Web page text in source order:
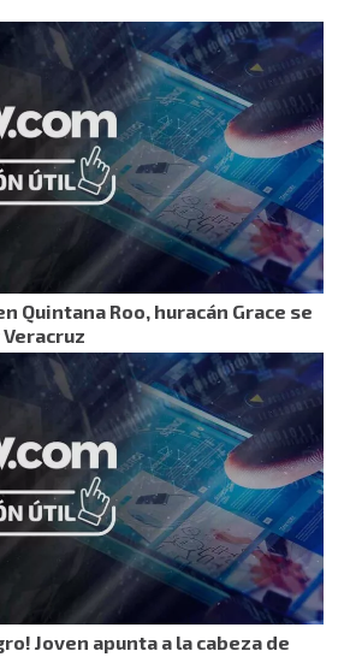
Quintana Roo, huracán Grace se
Joven apunta a la cabeza de